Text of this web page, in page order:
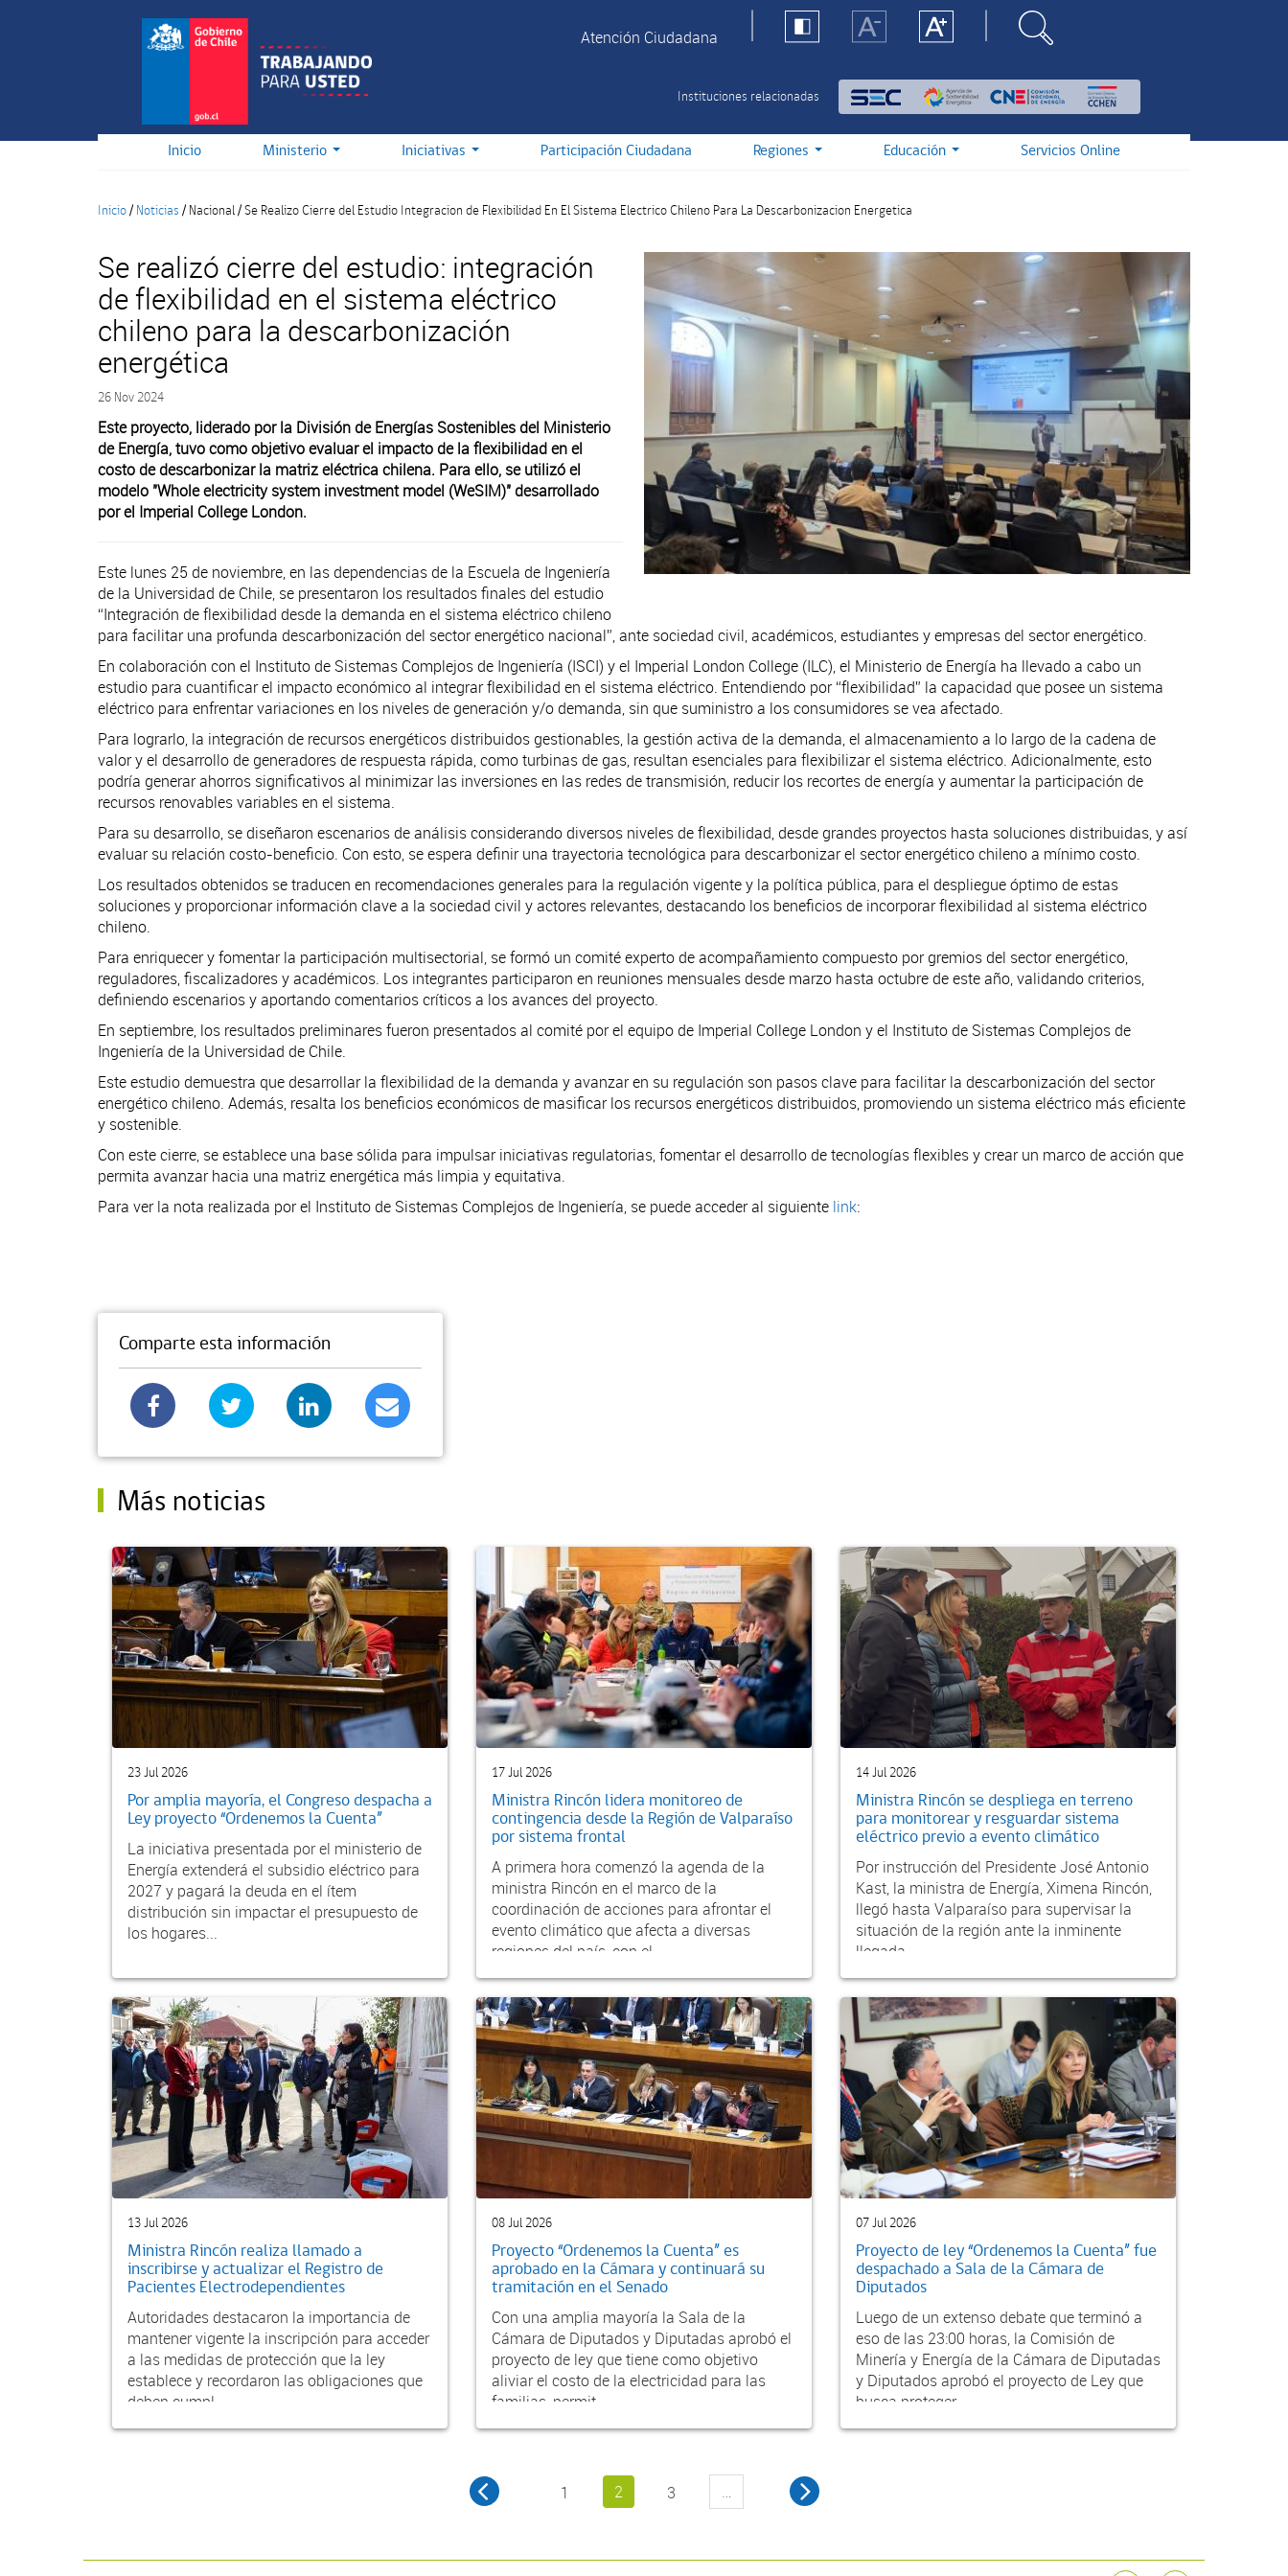
Atención Ciudadana
Instituciones relacionadas
Inicio Ministerio Iniciativas Participación Ciudadana Regiones Educación Servicios Online
Inicio/ Noticias / Nacional/Se Realizo Cierre del Estudio Integracion de Flexibilidad En El Sistema Electrico Chileno Para La Descarbonizacion Energetica
Se realizó cierre del estudio: integración
de flexibilidad en el sistema eléctrico
chileno para la descarbonización
energética
26 Nov 2024
Este proyecto, liderado por la División de Energías Sostenibles del Ministerio
de Energía, tuvo como objetivo evaluar el impacto de la flexibilidad en el
costo de descarbonizar la matriz eléctrica chilena. Para ello, se utilizó el
modelo "Whole electricity system investment model (WeSIM)" desarrollado
por el Imperial College London.
Este lunes 25 de noviembre, en las dependencias de la Escuela de Ingeniería
de la Universidad de Chile, se presentaron los resultados finales del estudio
“Integración de flexibilidad desde la demanda en el sistema eléctrico chileno
para facilitar una profunda descarbonización del sector energético nacional”, ante sociedad civil, académicos, estudiantes y empresas del sector energético.
En colaboración con el Instituto de Sistemas Complejos de Ingeniería (ISCI) y el Imperial London College (ILC), el Ministerio de Energía ha llevado a cabo un
estudio para cuantificar el impacto económico al integrar flexibilidad en el sistema eléctrico. Entendiendo por “flexibilidad” la capacidad que posee un sistema
eléctrico para enfrentar variaciones en los niveles de generación y/o demanda, sin que suministro a los consumidores se vea afectado.
Para lograrlo, la integración de recursos energéticos distribuidos gestionables, la gestión activa de la demanda, el almacenamiento a lo largo de la cadena de
valor y el desarrollo de generadores de respuesta rápida, como turbinas de gas, resultan esenciales para flexibilizar el sistema eléctrico. Adicionalmente, esto
podría generar ahorros significativos al minimizar las inversiones en las redes de transmisión, reducir los recortes de energía y aumentar la participación de
recursos renovables variables en el sistema.
Para su desarrollo, se diseñaron escenarios de análisis considerando diversos niveles de flexibilidad, desde grandes proyectos hasta soluciones distribuidas, y así
evaluar su relación costo-beneficio. Con esto, se espera definir una trayectoria tecnológica para descarbonizar el sector energético chileno a mínimo costo.
Los resultados obtenidos se traducen en recomendaciones generales para la regulación vigente y la política pública, para el despliegue óptimo de estas
soluciones y proporcionar información clave a la sociedad civil y actores relevantes, destacando los beneficios de incorporar flexibilidad al sistema eléctrico
chileno.
Para enriquecer y fomentar la participación multisectorial, se formó un comité experto de acompañamiento compuesto por gremios del sector energético,
reguladores, fiscalizadores y académicos. Los integrantes participaron en reuniones mensuales desde marzo hasta octubre de este año, validando criterios,
definiendo escenarios y aportando comentarios críticos a los avances del proyecto.
En septiembre, los resultados preliminares fueron presentados al comité por el equipo de Imperial College London y el Instituto de Sistemas Complejos de
Ingeniería de la Universidad de Chile.
Este estudio demuestra que desarrollar la flexibilidad de la demanda y avanzar en su regulación son pasos clave para facilitar la descarbonización del sector
energético chileno. Además, resalta los beneficios económicos de masificar los recursos energéticos distribuidos, promoviendo un sistema eléctrico más eficiente
y sostenible.
Con este cierre, se establece una base sólida para impulsar iniciativas regulatorias, fomentar el desarrollo de tecnologías flexibles y crear un marco de acción que
permita avanzar hacia una matriz energética más limpia y equitativa.
Para ver la nota realizada por el Instituto de Sistemas Complejos de Ingeniería, se puede acceder al siguiente link:
Comparte esta información
Más noticias
23 Jul 2026
Por amplia mayoría, el Congreso despacha a
Ley proyecto “Ordenemos la Cuenta”
La iniciativa presentada por el ministerio de
Energía extenderá el subsidio eléctrico para
2027 y pagará la deuda en el ítem
distribución sin impactar el presupuesto de
los hogares...
17 Jul 2026
Ministra Rincón lidera monitoreo de
contingencia desde la Región de Valparaíso
por sistema frontal
A primera hora comenzó la agenda de la
ministra Rincón en el marco de la
coordinación de acciones para afrontar el
evento climático que afecta a diversas
regiones del país, con el...
14 Jul 2026
Ministra Rincón se despliega en terreno
para monitorear y resguardar sistema
eléctrico previo a evento climático
Por instrucción del Presidente José Antonio
Kast, la ministra de Energía, Ximena Rincón,
llegó hasta Valparaíso para supervisar la
situación de la región ante la inminente
llegada...
13 Jul 2026
Ministra Rincón realiza llamado a
inscribirse y actualizar el Registro de
Pacientes Electrodependientes
Autoridades destacaron la importancia de
mantener vigente la inscripción para acceder
a las medidas de protección que la ley
establece y recordaron las obligaciones que
deben cumpl...
08 Jul 2026
Proyecto “Ordenemos la Cuenta” es
aprobado en la Cámara y continuará su
tramitación en el Senado
Con una amplia mayoría la Sala de la
Cámara de Diputados y Diputadas aprobó el
proyecto de ley que tiene como objetivo
aliviar el costo de la electricidad para las
familias, permit...
07 Jul 2026
Proyecto de ley “Ordenemos la Cuenta” fue
despachado a Sala de la Cámara de
Diputados
Luego de un extenso debate que terminó a
eso de las 23:00 horas, la Comisión de
Minería y Energía de la Cámara de Diputadas
y Diputados aprobó el proyecto de Ley que
busca proteger...
1 2 3 …